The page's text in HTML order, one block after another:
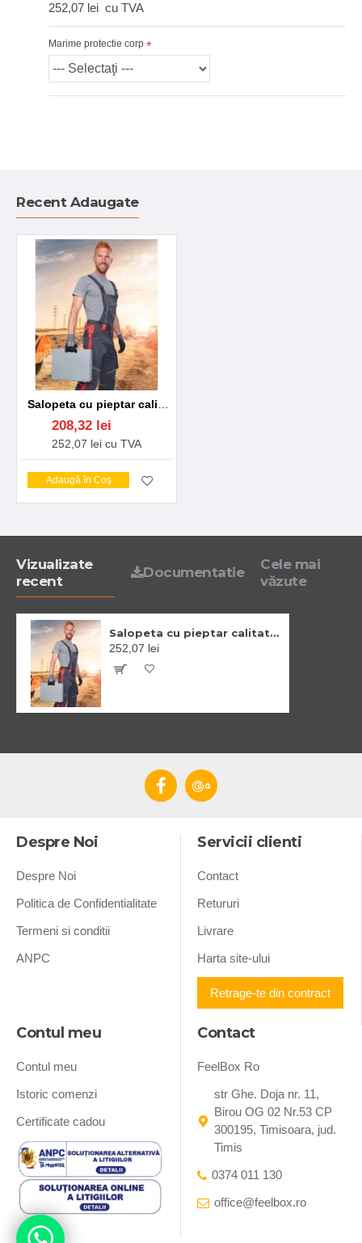
252,07 lei cu TVA
Marime protectie corp
Recent Adaugate
208,32 lei
252,07 lei cu TVA
Adaugă în Coş
Vizualizate
recent
Documentatie
Cele mai
văzute
Salopeta cu pieptar calitate premium tercot kanvas 270g/m2 Neon Gri cu rosu
252,07 lei
Despre Noi
Despre Noi
Politica de Confidentialitate
Termeni si conditii
ANPC
Servicii clienti
Contact
Retururi
Livrare
Harta site-ului
Retrage-te din contract
Contul meu
Contul meu
Istoric comenzi
Certificate cadou
Contact
FeelBox Ro
str Ghe. Doja nr. 11,
Birou OG 02 Nr.53 CP
300195, Timisoara, jud.
Timis
0374 011 130
office@feelbox.ro